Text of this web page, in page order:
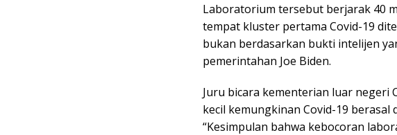
Laboratorium tersebut berjarak 40
tempat kluster pertama Covid-19
bukan berdasarkan bukti intelijen
pemerintahan Joe Biden.
Juru bicara kementerian luar negeri
kecil kemungkinan Covid-19
“Kesimpulan bahwa kebocoran